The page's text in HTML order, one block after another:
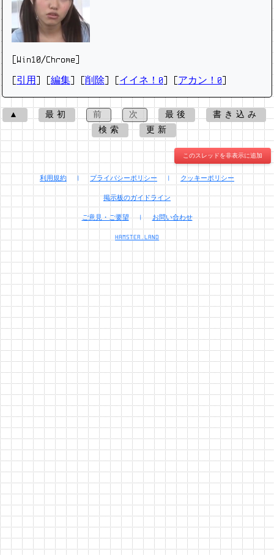
[Win10/Chrome]
引用 編集 削除 イイネ！0 アカン！0
▲ 最初 前 次 最後
書き込み
検索
更新
このスレッドを非表示に追加
利用規約 | プライバシーポリシー | クッキーポリシー
掲示板のガイドライン
ご意見・ご要望 | お問い合わせ
HAMSTER.LAND